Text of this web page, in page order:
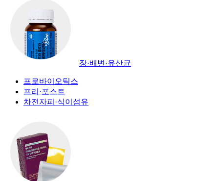
장·배변·유산균
프로바이오틱스
프리·포스트
차전자피·식이섬유